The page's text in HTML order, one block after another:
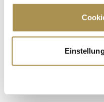
Cookie-Erklärung oder
Trigger Symbol ändern
Informationen
erfassen, welche bis